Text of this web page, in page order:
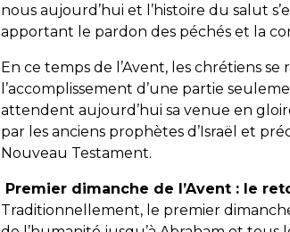
nous aujourd’hui et l’histoire du salut
apportant le pardon des péchés et la
En ce temps de l’Avent, les chrétiens
l’accomplissement d’une partie
attendent aujourd’hui sa venue en
par les anciens prophètes d’Israël et
Nouveau Testament.
Premier dimanche de l’Avent : le
Traditionnellement, le premier